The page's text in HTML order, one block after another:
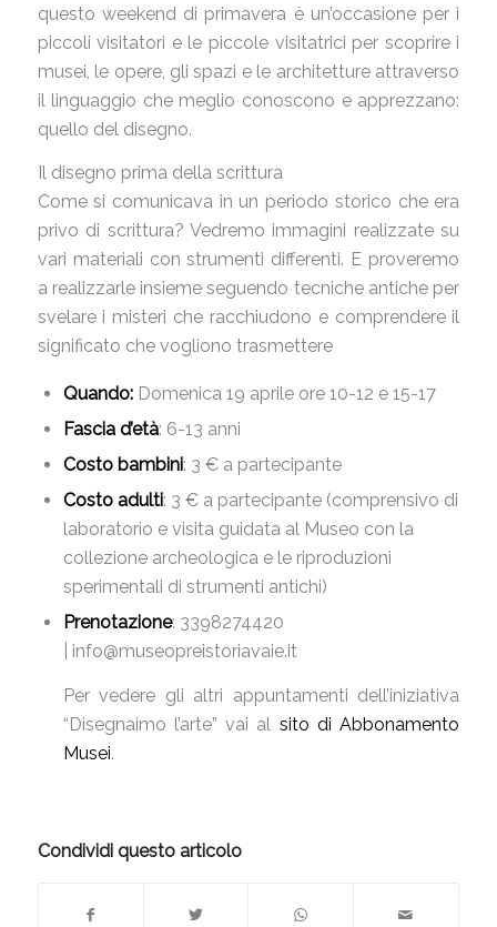
questo weekend di primavera è un’occasione per i
piccoli visitatori e le piccole visitatrici per scoprire i
musei, le opere, gli spazi e le architetture attraverso
il linguaggio che meglio conoscono e apprezzano:
quello del disegno.
Il disegno prima della scrittura
Come si comunicava in un periodo storico che era
privo di scrittura? Vedremo immagini realizzate su
vari materiali con strumenti differenti. E proveremo
a realizzarle insieme seguendo tecniche antiche per
svelare i misteri che racchiudono e comprendere il
significato che vogliono trasmettere
Quando: Domenica 19 aprile ore 10-12 e 15-17
Fascia d’età: 6-13 anni
Costo bambini: 3 € a partecipante
Costo adulti: 3 € a partecipante (comprensivo di
laboratorio e visita guidata al Museo con la
collezione archeologica e le riproduzioni
sperimentali di strumenti antichi)
Prenotazione: 3398274420
| info@museopreistoriavaie.it
Per vedere gli altri appuntamenti dell’iniziativa
“Disegnaimo l’arte” vai al sito di Abbonamento
Musei.
Condividi questo articolo